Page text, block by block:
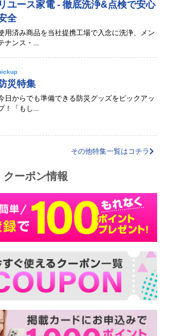
リユース家電 - 徹底洗浄&点検で安心
全
用済み商品を当社提携工場で入念に洗浄、メン
ナンス・...
防災特集
日からでも準備できる防災グッズをピックアッ
！「もし...
その他特集一覧はコチラ
クーポン情報